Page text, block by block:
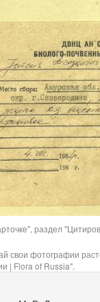
раздел
свои фотографии
| Flora of Russia".